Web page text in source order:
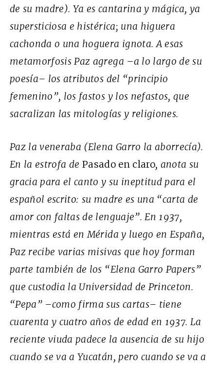
de su madre). Ya es cantarina y mágica, ya
supersticiosa e histérica; una higuera
cachonda o una hoguera ignota. A esas
metamorfosis Paz agrega –a lo largo de su
poesía– los atributos del “principio
femenino”, los fastos y los nefastos, que
sacralizan las mitologías y religiones.
Paz la veneraba (Elena Garro la aborrecía).
En la estrofa de Pasado en claro, anota su
gracia para el canto y su ineptitud para el
español escrito: su madre es una “carta de
amor con faltas de lenguaje”. En 1937,
mientras está en Mérida y luego en España,
Paz recibe varias misivas que hoy forman
parte también de los “Elena Garro Papers”
que custodia la Universidad de Princeton.
“Pepa” –como firma sus cartas– tiene
cuarenta y cuatro años de edad en 1937. La
reciente viuda padece la ausencia de su hijo
cuando se va a Yucatán, pero cuando se va a